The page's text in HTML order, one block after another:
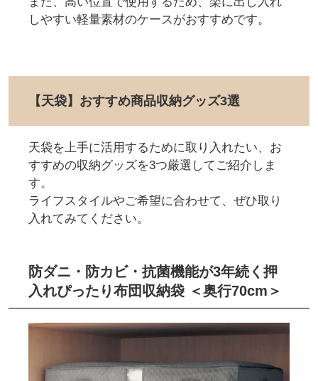
しやすい軽量素材のケースがおすすめです。
【天袋】おすすめ商品収納グッズ3選
天袋を上手に活用するために取り入れたい、お
すすめの収納グッズを3つ厳選してご紹介しま
す。
ライフスタイルやご希望に合わせて、ぜひ取り
入れてみてください。
防ダニ・防カビ・抗菌機能が3年続く押
入れぴったり布団収納袋 ＜奥行70cm＞